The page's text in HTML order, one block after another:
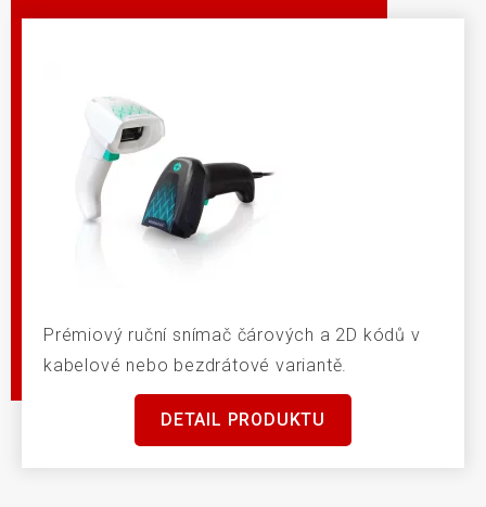
Prémiový ruční snímač čárových a 2D kódů v
kabelové nebo bezdrátové variantě.
DETAIL PRODUKTU